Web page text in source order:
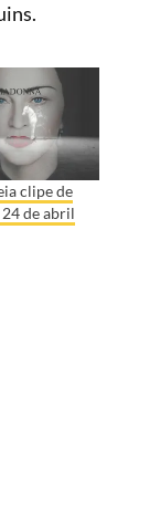
clipe de
de abril